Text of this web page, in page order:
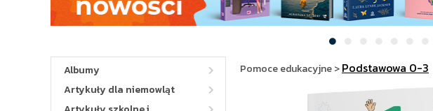
Albumy
Artykuły dla niemowląt
Pomoce edukacyjne>Podstawowa 0-3